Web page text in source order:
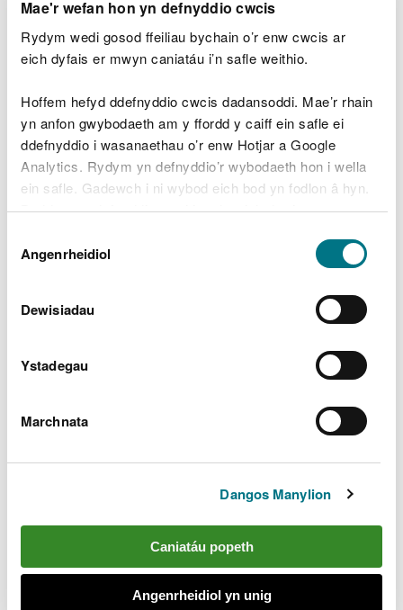
Mae'r wefan hon yn defnyddio cwcis
Rydym wedi gosod ffeiliau bychain o’r enw cwcis ar
eich dyfais er mwyn caniatáu i’n safle weithio.
Hoffem hefyd ddefnyddio cwcis dadansoddi. Mae’r rhain
yn anfon gwybodaeth am y ffordd y caiff ein safle ei
ddefnyddio i wasanaethau o’r enw Hotjar a Google
Analytics. Rydym yn defnyddio’r wybodaeth hon i wella
ein safle. Gadewch i ni wybod eich bod yn fodlon â hyn.
Byddwn yn defnyddio cwci i gadw eich dewis.
Gellirdarllen mwy am ein cwcis cyn i chi ddewis.
Caniatâd
Angenrheidiol
Dewisiadau
Ystadegau
Marchnata
Dangos Manylion
Caniatáu popeth
Angenrheidiol yn unig
Mae Cyfoeth Naturiol Cymru'n awdurdod priodol
dan y Rheoliadau Asesu Effeithiau Amgylcheddol
ac mae wedi derbyn swyddogaethau dirprwyedig
Weinidogion Cymru at ddibenion Rhan 4 Deddf y
Môr a Mynediad i’r Arfordir 2009. Bydd CNC yn
parhau i wneud penderfyniad rheoleiddiol mewn
perthynas â'r cais am drwydded forol.
RHEOLIADAU GWAITH MOROL (ASESU
HYSBYSIAD O BENDERFYNIAD RHEOLEIDDIOL
AMDDIFFYNFA ARFORDIROL A CHYNLLUN
TEITHIO LLESOL HEN GOLWYN
Hysbysir trwy hyn fod Cyfoeth Naturiol Cymru
(“CNC”) wedi gwneud ei benderfyniad rheoleiddiol
o dan Ddeddf y Môr a Mynediad i'r Arfordir 2009 a
Rheoliadau Gwaith Morol (Asesu Effeithiau
Amgylcheddol) 2007 fel y’u diwygiwyd (“y